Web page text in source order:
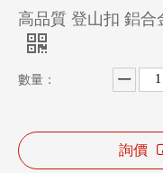
高品質 登山扣 鋁
數量：
詢價